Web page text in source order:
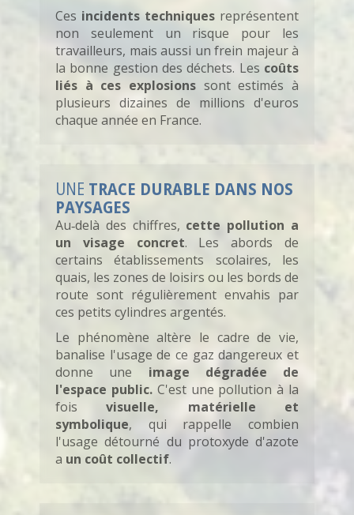
Ces incidents techniques représentent
non seulement un risque pour les
travailleurs, mais aussi un frein majeur à
la bonne gestion des déchets. Les coûts
liés à ces explosions sont estimés à
plusieurs dizaines de millions d'euros
chaque année en France.
UNE TRACE DURABLE DANS NOS
PAYSAGES
Au‑delà des chiffres, cette pollution a
un visage concret. Les abords de
certains établissements scolaires, les
quais, les zones de loisirs ou les bords de
route sont régulièrement envahis par
ces petits cylindres argentés.
Le phénomène altère le cadre de vie,
banalise l'usage de ce gaz dangereux et
donne une image dégradée de
l'espace public. C'est une pollution à la
foisvisuelle, matérielle et
symbolique, qui rappelle combien
l'usage détourné du protoxyde d'azote
a un coût collectif.